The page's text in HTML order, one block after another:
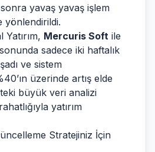
yavaş yavaş işlem
yönlendirildi.
Mercuris Soft ile
sadece iki haftalık
ve sistem
üzerinde artış elde
büyük veri analizi
yatırım
Stratejiniz İçin